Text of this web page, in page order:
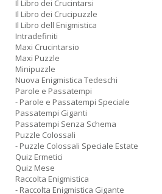
Il Libro dei Crucintarsi
Il Libro dei Crucipuzzle
Il Libro dell Enigmistica
Intradefiniti
Maxi Crucintarsio
Maxi Puzzle
Minipuzzle
Nuova Enigmistica Tedeschi
Parole e Passatempi
- Parole e Passatempi Speciale
Passatempi Giganti
Passatempi Senza Schema
Puzzle Colossali
- Puzzle Colossali Speciale Estate
Quiz Ermetici
Quiz Mese
Raccolta Enigmistica
- Raccolta Enigmistica Gigante